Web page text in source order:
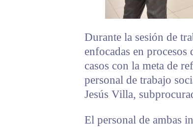
Durante la sesión de
enfocadas en
casos con la meta de
personal de trabajo
Jesús Villa,
El personal de ambas